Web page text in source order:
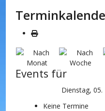
Events für
Dienstag,
Keine Termine